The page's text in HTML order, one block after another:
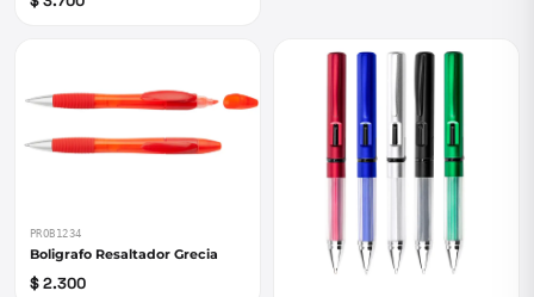
PROB1234
Boligrafo Resaltador Grecia
$ 2.300